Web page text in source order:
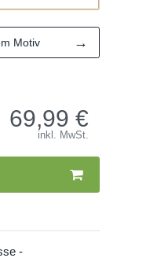
Motiv →
69,99 €
inkl. MwSt.
-